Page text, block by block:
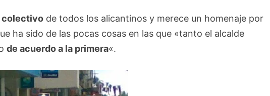
colectivo de todos los alicantinos y merece un homenaje por
ha sido de las pocas cosas en las que «tanto el alcalde
de acuerdo a la primera«.